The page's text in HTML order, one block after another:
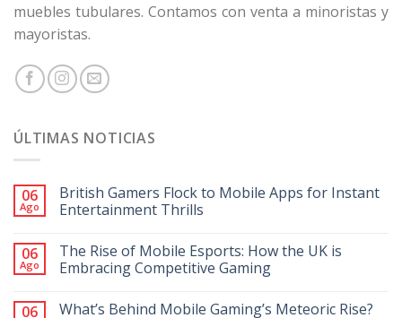
muebles tubulares. Contamos con venta a minoristas y
mayoristas.
ÚLTIMAS NOTICIAS
06
Ago
British Gamers Flock to Mobile Apps for Instant
Entertainment Thrills
06
Ago
The Rise of Mobile Esports: How the UK is
Embracing Competitive Gaming
06 What’s Behind Mobile Gaming’s Meteoric Rise?